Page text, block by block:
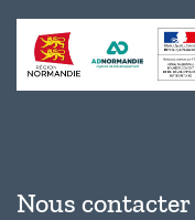
Nous contacter